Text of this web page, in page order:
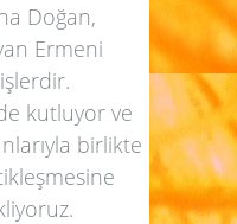
Doğan,
Ermeni
kutluyor ve
birlikte